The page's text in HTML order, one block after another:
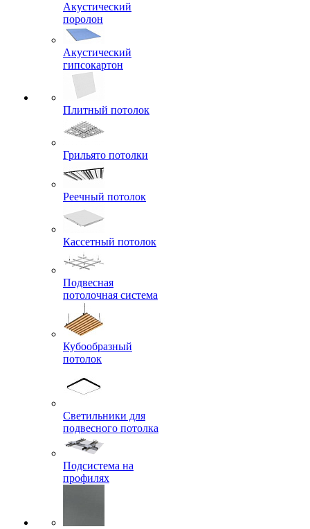
Акустический
поролон
Акустический
гипсокартон
Плитный потолок
Грильято потолки
Реечный потолок
Кассетный потолок
Подвесная
потолочная система
Кубообразный
потолок
Светильники для
подвесного потолка
Подсистема на
профилях